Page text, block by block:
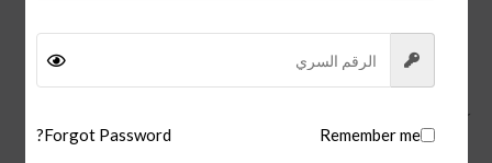
كارتييه باشا دي كارتييه:تتميز بتصميمها الفخم والفاخر.
كارتييه تانك: تتميز بتصميمها الكلاسيكي الأنيق.
كما يتوفر لدينا
Remember me
Forgot Password?